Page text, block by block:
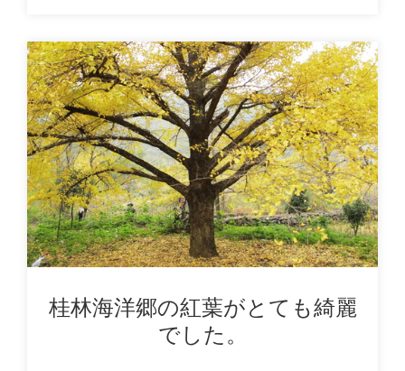
桂林海洋郷の紅葉がとても綺麗
でした。